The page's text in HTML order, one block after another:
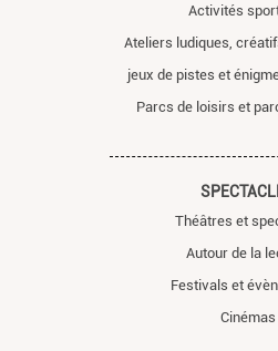
Activités
Ateliers ludiques,
jeux de pistes et
Parcs de loisirs et
Théâtres et
Autour de la
Festivals et
Cinémas